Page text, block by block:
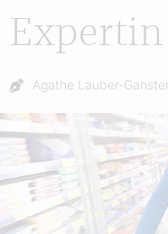
Expertin
Autor:
Agathe Lauber-